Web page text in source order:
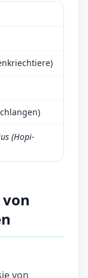
(Hopi-
von